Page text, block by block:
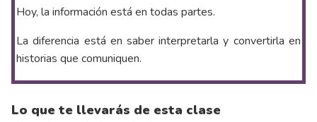
Hoy, la información está en todas partes.
La diferencia está en saber interpretarla y convertirla en
historias que comuniquen.
Lo que te llevarás de esta clase